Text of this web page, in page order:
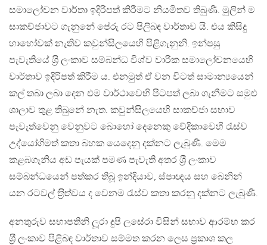
සමාලෝචන වාර්තා ඉදිරිපත් කිරීමට නියමිතව තිබුණි. මුලින් ම
සාකච්ජාවට ගැනුනේ පේරු රට පිලිබඳ වාර්තාව යි. එය කිසිදු
හාහෝවක් නැතිව කවුන්සිලයෙහි පිළිගැනුනි. ඉන්පසු
පැවැතියේ ශ‍්‍රි ලංකාව සම්බන්ධ විශ්ව වාරික සමාලෝචනයෙහි
වාර්තාව ඉදිරිපත් කිරීම ය. එනමුත් ඒ වන විටත් සාමාන්‍යයෙන්
කල් තබා ලබා දෙන එම වාර්ථාවෙහි පිටපත් ලබා ගැනීමට සමුළු
ශාලාව තුළ තිබුනේ නැත. කවුන්සිලයෙහි සාකච්ජා සභාව
පැවැත්වෙනු වෙනුවට බොහෝ දෙනෙකු වේදිකාවෙහි රැස්ව
උද්යෝගිමත් කතා බහක යෙදෙනු දක්නට ලැබුණි. මෙම
කළබගෑනිය අඩ පැයක් පමණ පැවැති අතර ශ‍්‍රී ලංකාව
සම්බන්ධයෙන් පත්කර තිබූ ඉන්දියාව, ස්පාඥය සහ බෙනින්
යන රටවල් ත‍්‍රිත්වය ද වෙනම රැස්ව කතා කරනු දක්නට ලැබුණි.
අනතුරුව සභාපතිනි ලූරා දුපි ලසේරා විසින් සභාව ආරම්භ කර
ශ‍්‍රී ලංකාව පිළිබඳ වාර්තාව සම්මත කරන ලෙස ප‍්‍රකාශ කල